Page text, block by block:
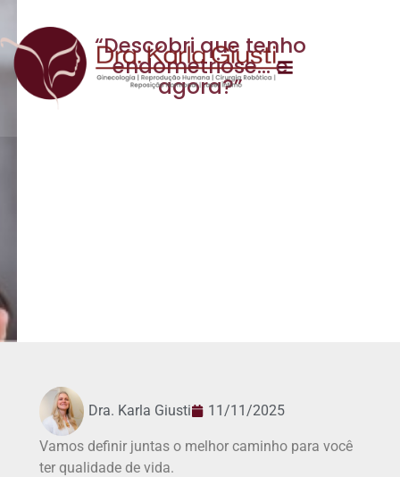
“Descobri que tenho
endometriose… e
agora?”
Dra. Karla Giusti 11/11/2025
Vamos definir juntas o melhor caminho para você
ter qualidade de vida.